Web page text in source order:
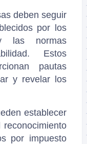
deben seguir
por los
las normas
Estos
pautas
y revelar los
establecer
por impuesto